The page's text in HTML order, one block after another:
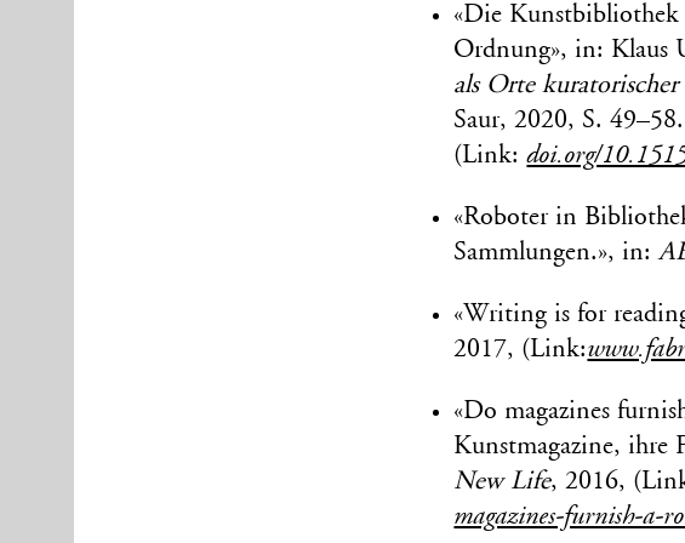
«Die
Ordnung», in: Klaus
als Orte kuratorischer
Saur, 2020, S. 49–58.
(Link:doi.org/
«Roboter in
Sammlungen.», in:
«Writing is for
2017, (Link:
«Do magazines
Kunstmagazine, ihre
New Life, 2016,
magazines-furnish-a-